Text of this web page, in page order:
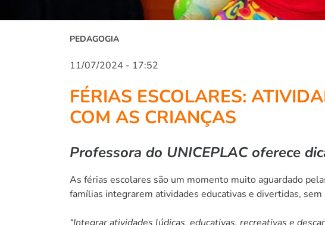
PEDAGOGIA
11/07/2024 - 17:52
FÉRIAS ESCOLARES:
COM AS CRIANÇAS
Professora do UNICEPLAC oferece
As férias escolares são um momento muito aguardado
famílias integrarem atividades educativas e divertidas,